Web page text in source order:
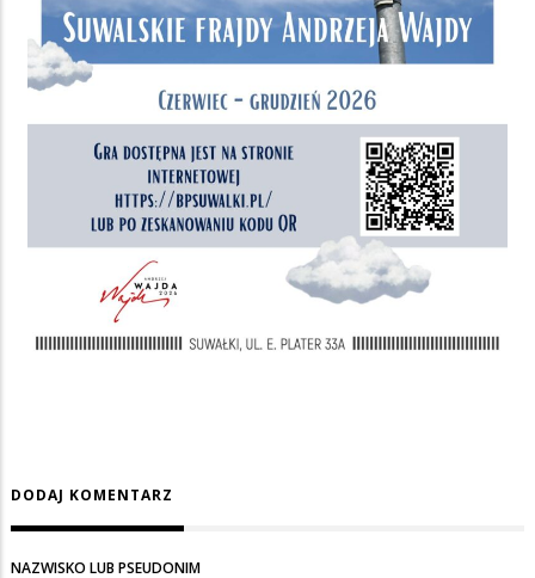
DODAJ KOMENTARZ
NAZWISKO LUB PSEUDONIM